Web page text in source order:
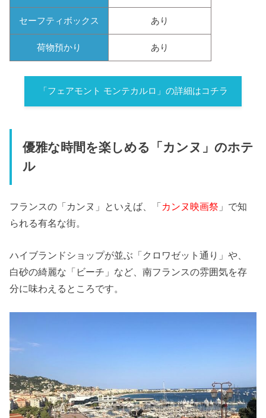
セーフティボックス あり
荷物預かり あり
「フェアモント モンテカルロ」の詳細はコチラ
優雅な時間を楽しめる「カンヌ」のホテ
ル
フランスの「カンヌ」といえば、「カンヌ映画祭 」で知
られる有名な街。
ハイブランドショップが並ぶ「クロワゼット通り」や、
白砂の綺麗な「ビーチ」など、南フランスの雰囲気を存
分に味わえるところです。